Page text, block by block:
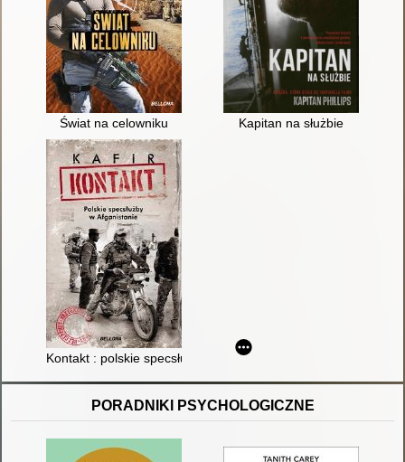
Świat na celowniku Kapitan na służbie
Kontakt : polskie specsłużby w Afganistanie
PORADNIKI PSYCHOLOGICZNE